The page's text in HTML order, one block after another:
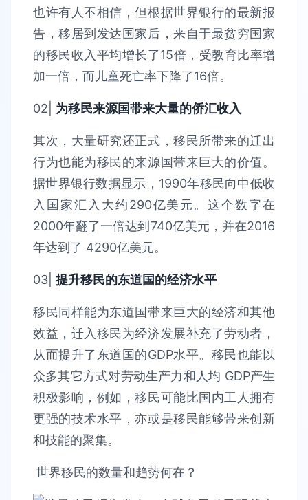
也许有人不相信，但根据世界银行的最新报
告，移居到发达国家后，来自于最贫穷国家
的移民收入平均增长了15倍，受教育比率增
加一倍，而儿童死亡率下降了16倍。
02| 为移民来源国带来大量的侨汇收入
其次，大量研究还正式，移民所带来的迁出
行为也能为移民的来源国带来巨大的价值。
据世界银行数据显示，1990年移民向中低收
入国家汇入大约290亿美元。这个数字在
2000年翻了一倍达到740亿美元，并在2016
年达到了 4290亿美元。
03| 提升移民的东道国的经济水平
移民同样能为东道国带来巨大的经济和其他
效益，迁入移民为经济发展补充了劳动者，
从而提升了东道国的GDP水平。移民也能以
众多其它方式对劳动生产力和人均 GDP产生
积极影响，例如，移民可能比国内工人拥有
更强的技术水平，亦或是移民能够带来创新
和技能的聚集。
世界移民的数量和趋势何在？